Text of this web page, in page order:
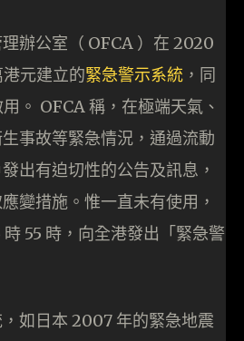
辦公室（ OFCA ）在 2020
元建立的緊急警示系統 ，同
。 OFCA 稱，在極端天氣、
事故等緊急情況，通過流動
出有迫切性的公告及訊息，
變措施。惟一直未有使用，
55 時，向全港發出「緊急警
如日本 2007 年的緊急地震